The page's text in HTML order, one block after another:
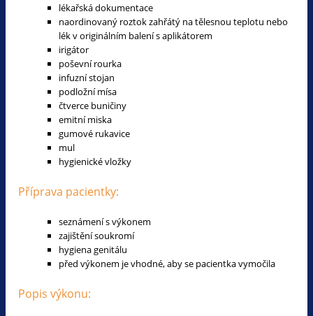
lékařská dokumentace
naordinovaný roztok zahřátý na tělesnou teplotu nebo
lék v originálním balení s aplikátorem
irigátor
poševní rourka
infuzní stojan
podložní mísa
čtverce buničiny
emitní miska
gumové rukavice
mul
hygienické vložky
Příprava pacientky:
seznámení s výkonem
zajištění soukromí
hygiena genitálu
před výkonem je vhodné, aby se pacientka vymočila
Popis výkonu: